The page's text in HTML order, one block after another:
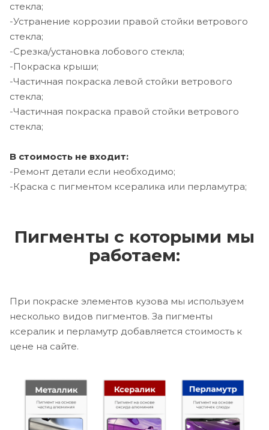
стекла;
-Устранение коррозии правой стойки ветрового
стекла;
-Срезка/установка лобового стекла;
-Покраска крыши;
-Частичная покраска левой стойки ветрового
стекла;
-Частичная покраска правой стойки ветрового
стекла;
В стоимость не входит:
-Ремонт детали если необходимо;
-Краска с пигментом ксералика или перламутра;
Пигменты с которыми мы
работаем:
При покраске элементов кузова мы используем
несколько видов пигментов. За пигменты
ксералик и перламутр добавляется стоимость к
цене на сайте.